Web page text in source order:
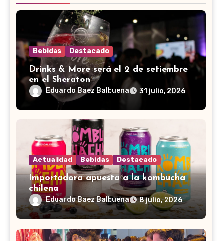
Bebidas Destacado
Drinks & More será el 2 de setiembre
en el Sheraton
Eduardo Baez Balbuena 31 julio, 2026
Actualidad Bebidas Destacado
Importadora apuesta a la kombucha
chilena
Eduardo Baez Balbuena 8 julio, 2026